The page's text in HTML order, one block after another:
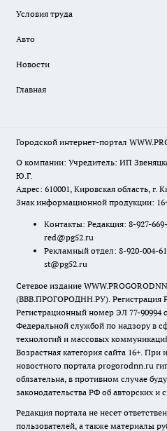
Условия труда
Авто
Новости
Главная
Городской интернет-портал
О компании: Учредитель: ИП
Ю.Г.
Адрес: 610001, Кировская область, г.
Знак информационной продукции:
Контакты: Редакция: 8-927-
red@pg52.ru
Рекламный отдел: 8-920-004-
st@pg52.ru
Сетевое издание
(ВВВ.ПРОГОРОДНН.РУ). Регистрация
Регистрационный номер ЭЛ 77-90994
Федеральной службой по надзору в
технологий и массовых
Возрастная категория сайта 16+.
новостного портала progorodnn.ru
обязательна, в противном случае
законодательства РФ об авторских и
Редакция портала не несет
пользователей, а также материалы